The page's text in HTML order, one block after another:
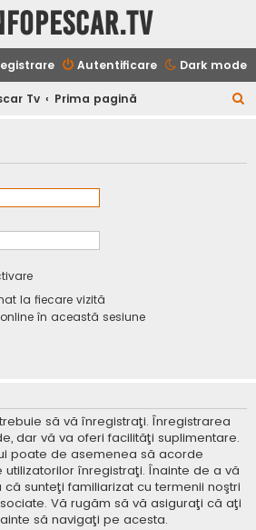
Dark mode
Autentificare
Tv Prima pagină
t
la fiecare vizită
în această sesiune
să vă înregistraţi. Înregistrarea
dar vă va oferi facilităţi suplimentare.
poate de asemenea să acorde
înregistraţi. Înainte de a vă
sunteţi familiarizat cu termenii noştri
Vă rugăm să vă asiguraţi că aţi
să navigaţi pe acesta.